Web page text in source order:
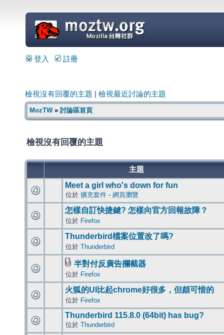
=
登入 註冊
檢視沒有回覆的主題 檢視最近討論的主題
MozTW» 討論區首頁
檢視沒有回覆的主題
主題
Meet a girl who's down for fun
位於 擴充套件 - 網頁瀏覽
怎樣自訂快捷鍵? 怎樣向官方回報故障？
位於 Firefox
Thunderbird檔案位置改了嗎?
位於 Thunderbird
半對付反廣告攔截器
位於 Firefox
火狐的UI比起chrome好很多，但頗可惜的
位於 Firefox
Thunderbird 115.8.0 (64bit) has bug?
位於 Thunderbird